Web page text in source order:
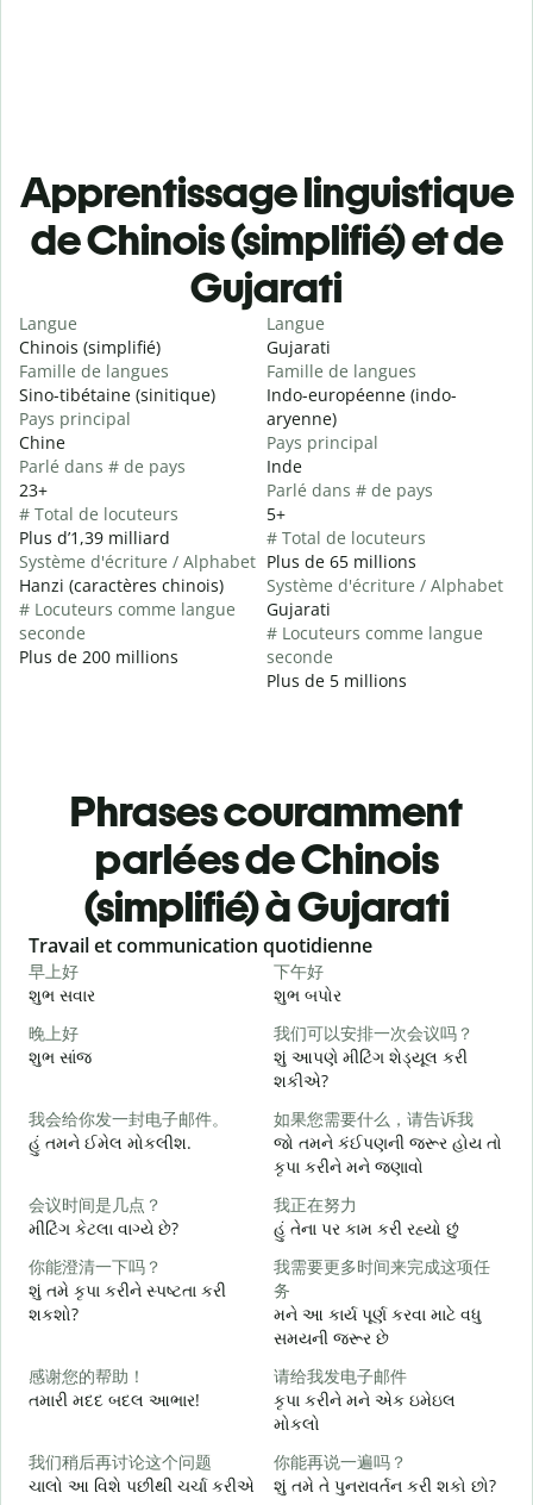
Apprentissage linguistique
de Chinois (simplifié) et de
Gujarati
Langue
Chinois (simplifié)
Famille de langues
Sino-tibétaine (sinitique)
Pays principal
Chine
Parlé dans # de pays
23+
# Total de locuteurs
Plus d’1,39 milliard
Système d'écriture / Alphabet
Hanzi (caractères chinois)
# Locuteurs comme langue
seconde
Plus de 200 millions
Langue
Gujarati
Famille de langues
Indo-européenne (indo-
aryenne)
Pays principal
Inde
Parlé dans # de pays
5+
# Total de locuteurs
Plus de 65 millions
Système d'écriture / Alphabet
Gujarati
# Locuteurs comme langue
seconde
Plus de 5 millions
Phrases couramment
parlées de Chinois
(simplifié) à Gujarati
Slide 1 of 6
Travail et communication quotidienne
早上好
શુભ સવાર
下午好
શુભ બપોર
晚上好
શુભ સાંજ
我们可以安排一次会议吗？
શું આપણે મીટિંગ શેડ્યૂલ કરી
શકીએ?
我会给你发一封电子邮件。
હું તમને ઈમેલ મોકલીશ.
如果您需要什么，请告诉我
જો તમને કંઈપણની જરૂર હોય તો
કૃપા કરીને મને જણાવો
会议时间是几点？
મીટિંગ કેટલા વાગ્યે છે?
我正在努力
હું તેના પર કામ કરી રહ્યો છું
你能澄清一下吗？
શું તમે કૃપા કરીને સ્પષ્ટતા કરી
શકશો?
我需要更多时间来完成这项任
务
મને આ કાર્ય પૂર્ણ કરવા માટે વધુ
સમયની જરૂર છે
感谢您的帮助！
તમારી મદદ બદલ આભાર!
请给我发电子邮件
કૃપા કરીને મને એક ઇમેઇલ
મોકલો
我们稍后再讨论这个问题
ચાલો આ વિશે પછીથી ચર્ચા કરીએ
你能再说一遍吗？
શું તમે તે પુનરાવર્તન કરી શકો છો?